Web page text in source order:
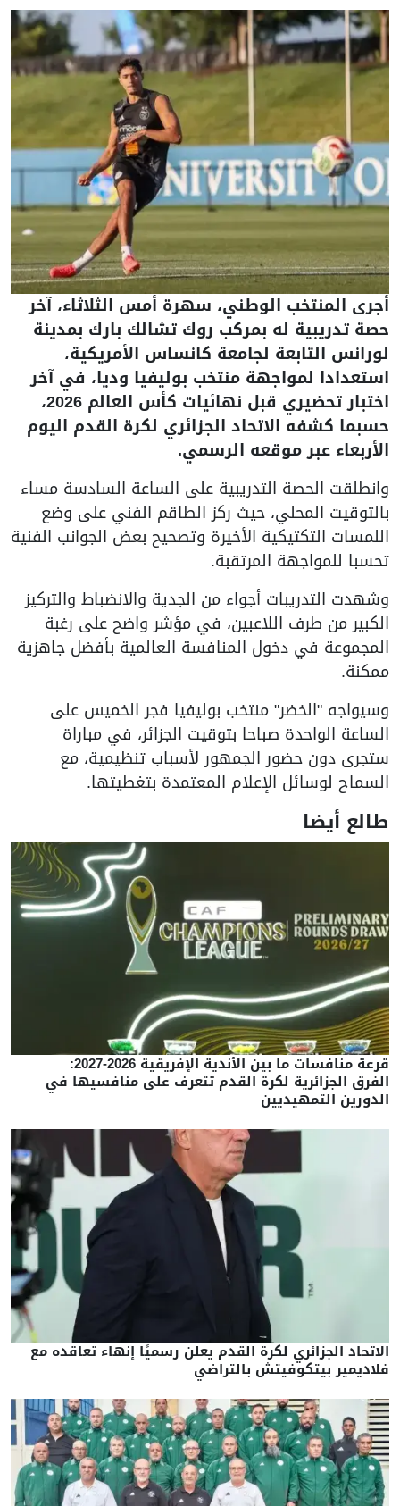
أجرى المنتخب الوطني، سهرة أمس الثلاثاء، آخر
حصة تدريبية له بمركب روك تشالك بارك بمدينة
لورانس التابعة لجامعة كانساس الأمريكية،
استعدادا لمواجهة منتخب بوليفيا وديا، في آخر
اختبار تحضيري قبل نهائيات كأس العالم 2026،
حسبما كشفه الاتحاد الجزائري لكرة القدم اليوم
الأربعاء عبر موقعه الرسمي.
وانطلقت الحصة التدريبية على الساعة السادسة مساء
بالتوقيت المحلي، حيث ركز الطاقم الفني على وضع
اللمسات التكتيكية الأخيرة وتصحيح بعض الجوانب الفنية
تحسبا للمواجهة المرتقبة.
وشهدت التدريبات أجواء من الجدية والانضباط والتركيز
الكبير من طرف اللاعبين، في مؤشر واضح على رغبة
المجموعة في دخول المنافسة العالمية بأفضل جاهزية
ممكنة.
وسيواجه "الخضر" منتخب بوليفيا فجر الخميس على
الساعة الواحدة صباحا بتوقيت الجزائر، في مباراة
ستجرى دون حضور الجمهور لأسباب تنظيمية، مع
السماح لوسائل الإعلام المعتمدة بتغطيتها.
طالع أيضا
قرعة منافسات ما بين الأندية الإفريقية 2026-2027:
الفرق الجزائرية لكرة القدم تتعرف على منافسيها في
الدورين التمهيديين
الاتحاد الجزائري لكرة القدم يعلن رسميًا إنهاء تعاقده مع
فلاديمير بيتكوفيتش بالتراضي